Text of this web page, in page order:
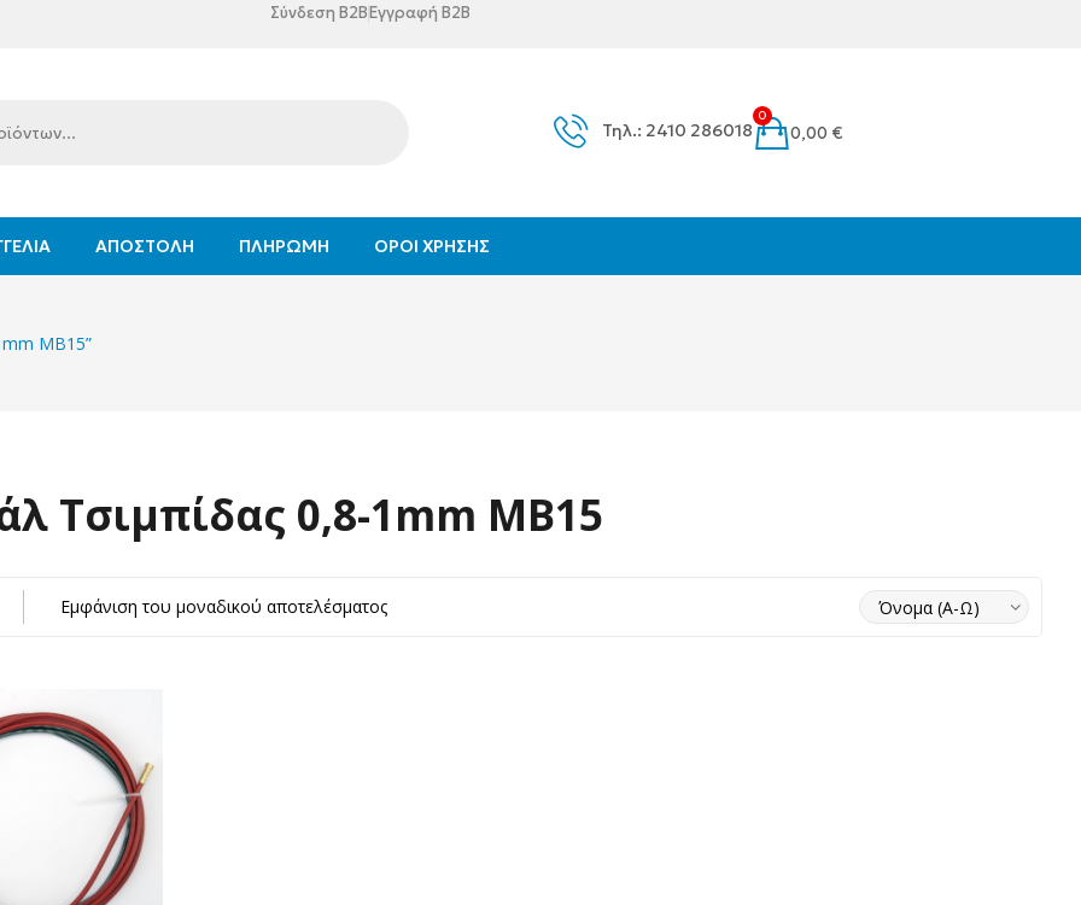
Σύνδεση B2BΕγγραφή B2B
Τηλ.: 2410 286018 0,00 €
0
ΑΠΟΣΤΟΛΉ ΠΛΗΡΩΜΉ ΌΡΟΙ ΧΡΉΣΗΣ
ΜΒ15”
Τσιμπίδας 0,8-1mm ΜΒ15
Εμφάνιση του μοναδικού αποτελέσματος
Αερίων